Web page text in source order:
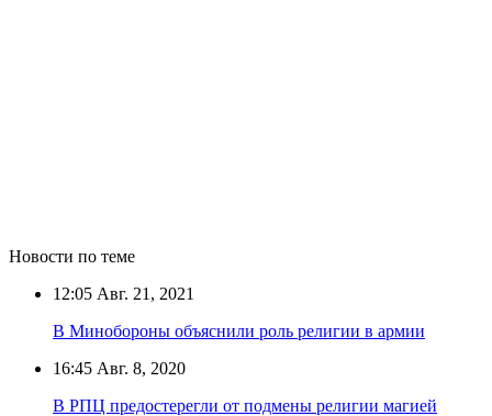
Новости по теме
12:05 Авг. 21, 2021
В Минобороны объяснили роль религии в армии
16:45 Авг. 8, 2020
В РПЦ предостерегли от подмены религии магией